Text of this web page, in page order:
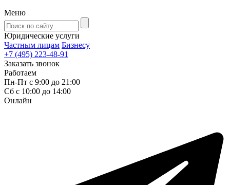
Меню
Юридические услуги
Частным лицам Бизнесу
+7 (495) 223-48-91
Заказать звонок
Работаем
Пн-Пт с 9:00 до 21:00
Сб с 10:00 до 14:00
Онлайн